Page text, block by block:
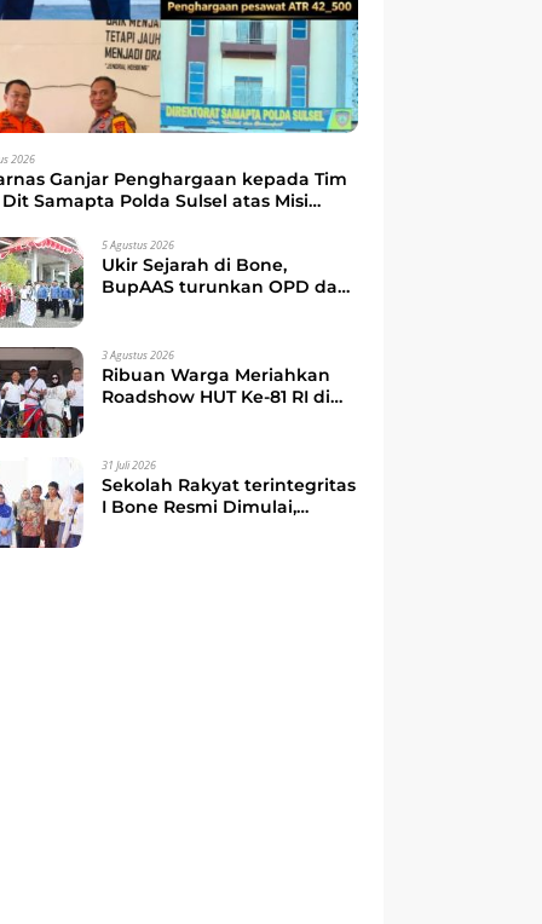
2026
Ganjar Penghargaan kepada Tim
Dit Samapta Polda Sulsel atas Misi
5 Agustus 2026
Ukir Sejarah di Bone,
BupAAS turunkan OPD dan
3 Agustus 2026
Ribuan Warga Meriahkan
Roadshow HUT Ke-81 RI di
Kebersamaan dan
Semangat Membangun
Daerah
31 Juli 2026
Sekolah Rakyat terintegritas
I Bone Resmi Dimulai,